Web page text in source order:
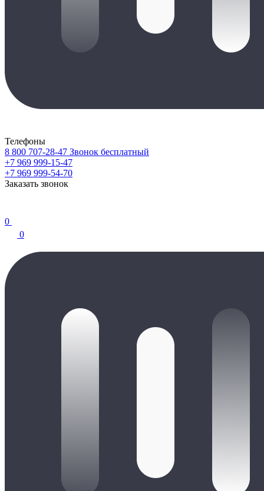
Телефоны
8 800 707-28-47 Звонок бесплатный
+7 969 999-15-47
+7 969 999-54-70
Заказать звонок
0
0